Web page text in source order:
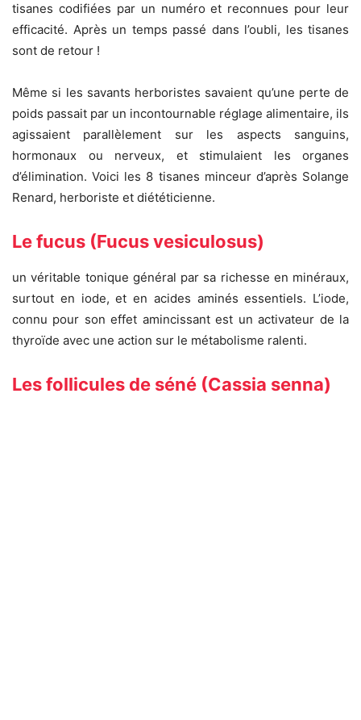
tisanes codifiées par un numéro et reconnues pour leur
efficacité. Après un temps passé dans l’oubli, les tisanes
sont de retour !
Même si les savants herboristes savaient qu’une perte de
poids passait par un incontournable réglage alimentaire, ils
agissaient parallèlement sur les aspects sanguins,
hormonaux ou nerveux, et stimulaient les organes
d’élimination. Voici les 8 tisanes minceur d’après Solange
Renard, herboriste et diététicienne.
Le fucus (Fucus vesiculosus)
un véritable tonique général par sa richesse en minéraux,
surtout en iode, et en acides aminés essentiels. L’iode,
connu pour son effet amincissant est un activateur de la
thyroïde avec une action sur le métabolisme ralenti.
Les follicules de séné (Cassia senna)